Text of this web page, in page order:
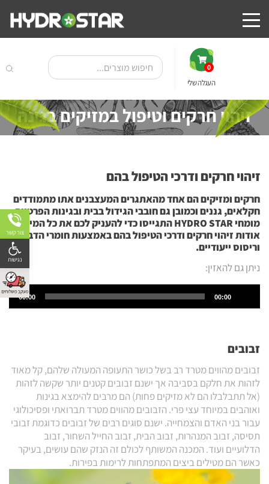
0
העגלה שלי
זיהוי חרקים וטיפול במזיקים בגינה
זיהוי חרקים ודרכי הטיפול בהם
חרקים ומזיקים הם אחד מהאתגרים המעצבנים אתו מתמודדים
חקלאים, גננים וכמובן גם חובבי הגידול בבית ובגינות הפרטיות.
מומחיHYDRO STARהתגייסו כדי להעניק לכם את כל המידע
אודות זיהוי חרקים ודרכי הטיפול בהם באמצעות חומרי הדברה
וריסוס ייעודיים.
ניתן גם להאזין:
00:00
00:00
זבובים
זבובים מהווים מטרד רב בשל כושר התעופה המעולה שלהם, קל מאוד
לזהות את חלקם בסביבה אך ישנם זבובים קטנים יותר שקשה לזהות
(אל תתבלבלו הם לא מזיקים פחות) הם מרבים להימצא בגינות
ואוהבים במיוחד עצי פרי. הזבובים מהווים מטרד תברואתי ופסיכולוגי
עבור בני האדם והצמחייה. ישנם סוגים רבים של זבובים כדוגמת זבובי
תסיסה, זבוב המנהרות, זבוב הבית, זבוב החייל השחור, זבוב
הדלועיים ועוד. המכנה המשותף לכולם זה הנזק שהם עושים, בעיקר
כאשר הם מטילים ביצים המתפתחות לרימות בפירות.
צור קשר